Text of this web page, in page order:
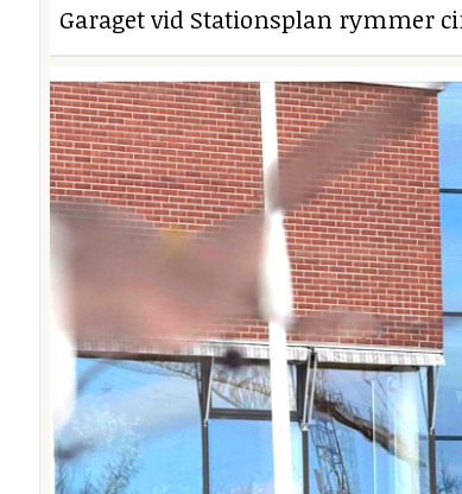
Garaget vid Stationsplan rymmer